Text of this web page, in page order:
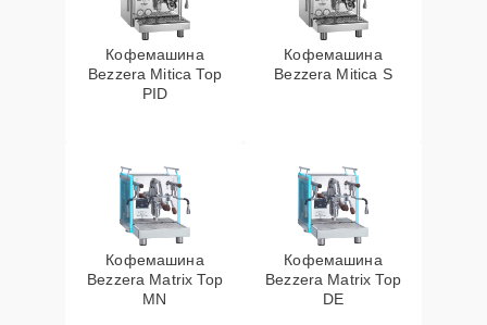
Кофемашина
Bezzera Mitica Top
PID
Кофемашина
Bezzera Mitica S
Кофемашина
Bezzera Matrix Top
MN
Кофемашина
Bezzera Matrix Top
DE